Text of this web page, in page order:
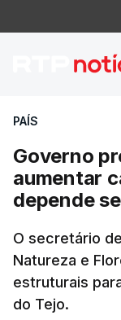
PAÍS
Governo
aumentar
depende
O secretário
Natureza e
estruturais
do Tejo.